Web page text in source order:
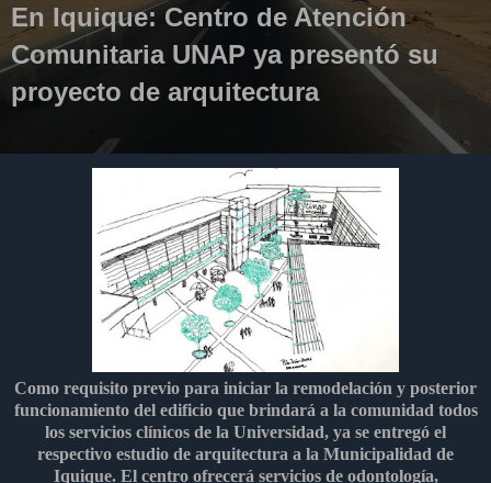
En Iquique: Centro de Atención
Comunitaria UNAP ya presentó su
proyecto de arquitectura
Como requisito previo para iniciar la remodelación y posterior
funcionamiento del edificio que brindará a la comunidad todos
los servicios clínicos de la Universidad, ya se entregó el
respectivo estudio de arquitectura a la Municipalidad de
Iquique. El centro ofrecerá servicios de odontología,